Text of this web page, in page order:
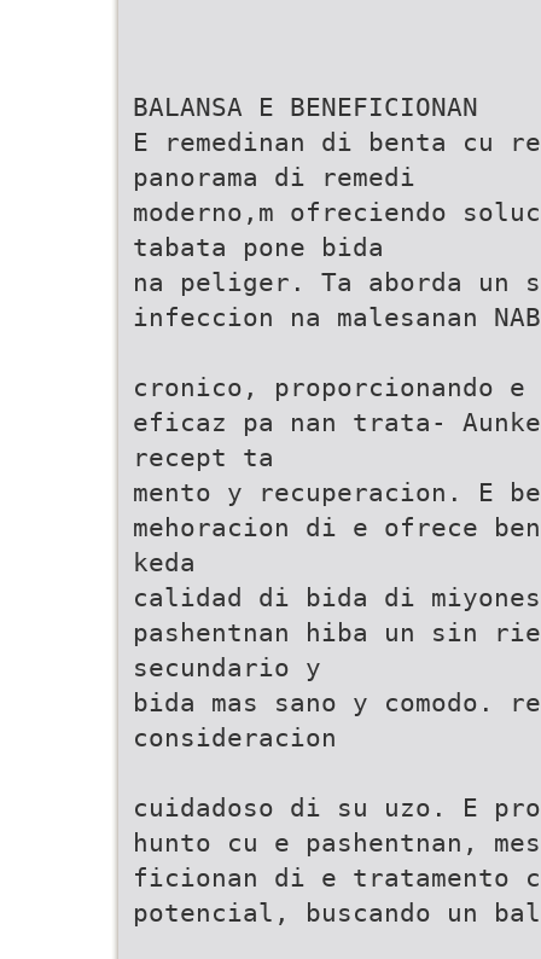
BALANSA E BENEFICIONAN
E remedinan di benta cu
panorama di remedi
moderno,m ofreciendo
tabata pone bida
na peliger. Ta aborda
infeccion na malesanan
cronico, proporcionando e
eficaz pa nan trata-
recept ta
mento y recuperacion. E
mehoracion di e ofrece
keda
calidad di bida di
pashentnan hiba un sin
secundario y
bida mas sano y comodo.
consideracion
cuidadoso di su uzo. E
hunto cu e pashentnan,
ficionan di e tratamento
potencial, buscando un